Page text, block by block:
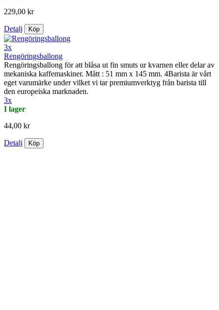
229,00 kr
Detalj Köp
3x
Rengöringsballong
Rengöringsballong för att blåsa ut fin smuts ur kvarnen eller delar av
mekaniska kaffemaskiner. Mått : 51 mm x 145 mm. 4Barista är vårt
eget varumärke under vilket vi tar premiumverktyg från barista till
den europeiska marknaden.
3x
I lager
44,00 kr
Detalj Köp